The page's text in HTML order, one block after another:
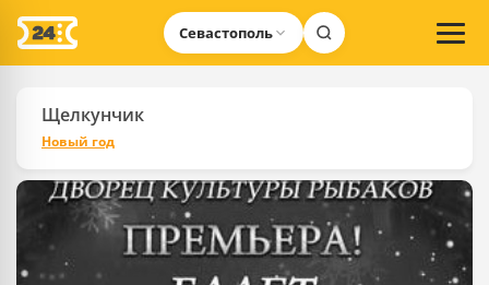
Севастополь
Щелкунчик
Новый год